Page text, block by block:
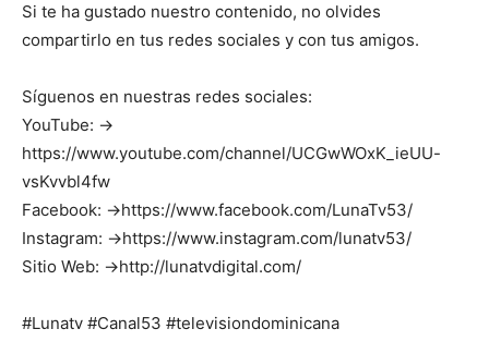
Si te ha gustado nuestro contenido, no olvides
compartirlo en tus redes sociales y con tus amigos.
Síguenos en nuestras redes sociales:
YouTube: →
https://www.youtube.com/channel/UCGwWOxK_ieUU-
vsKvvbl4fw
Facebook: →https://www.facebook.com/LunaTv53/
Instagram: →https://www.instagram.com/lunatv53/
Sitio Web: →http://lunatvdigital.com/
#Lunatv #Canal53 #televisiondominicana